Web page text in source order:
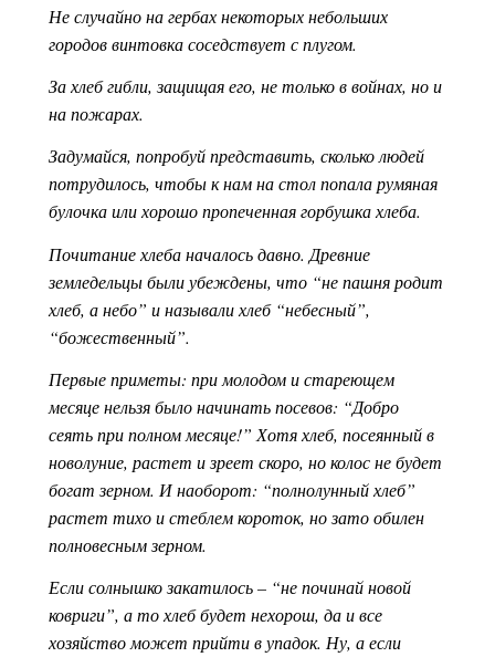
Не случайно на гербах некоторых небольших
городов винтовка соседствует с плугом.
За хлеб гибли, защищая его, не только в войнах, но и
на пожарах.
Задумайся, попробуй представить, сколько людей
потрудилось, чтобы к нам на стол попала румяная
булочка или хорошо пропеченная горбушка хлеба.
Почитание хлеба началось давно. Древние
земледельцы были убеждены, что “не пашня родит
хлеб, а небо” и называли хлеб “небесный”,
“божественный”.
Первые приметы: при молодом и стареющем
месяце нельзя было начинать посевов: “Добро
сеять при полном месяце!” Хотя хлеб, посеянный в
новолуние, растет и зреет скоро, но колос не будет
богат зерном. И наоборот: “полнолунный хлеб”
растет тихо и стеблем короток, но зато обилен
полновесным зерном.
Если солнышко закатилось – “не починай новой
ковриги”, а то хлеб будет нехорош, да и все
хозяйство может прийти в упадок. Ну, а если